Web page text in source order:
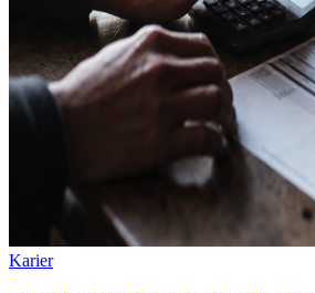
Karier